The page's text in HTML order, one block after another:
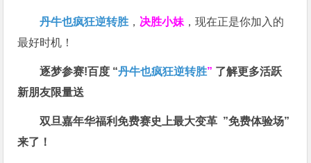
丹牛也疯狂逆转胜 ， 决胜小妹 ，现在正是你加入的
最好时机！
逐梦参赛!百度 “丹牛也疯狂逆转胜” 了解更多活跃
新朋友限量送
双旦嘉年华福利免费赛史上最大变革 ”免费体验场”
来了！